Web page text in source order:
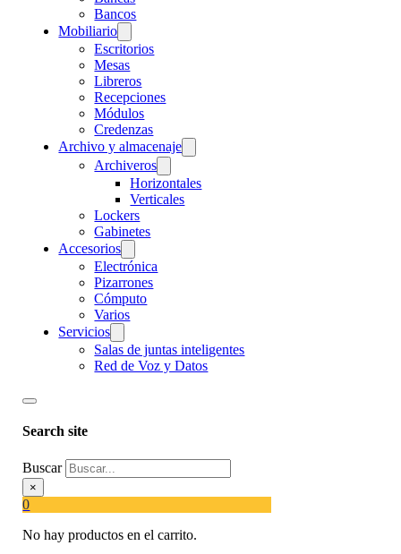
Bancos
Mobiliario
Escritorios
Mesas
Libreros
Recepciones
Módulos
Credenzas
Archivo y almacenaje
Archiveros
Horizontales
Verticales
Lockers
Gabinetes
Accesorios
Electrónica
Pizarrones
Cómputo
Varios
Servicios
Salas de juntas inteligentes
Red de Voz y Datos
Search site
Buscar
×
0
No hay productos en el carrito.